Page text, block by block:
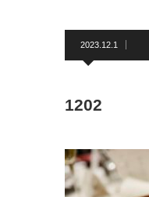
2023.12.1
1202